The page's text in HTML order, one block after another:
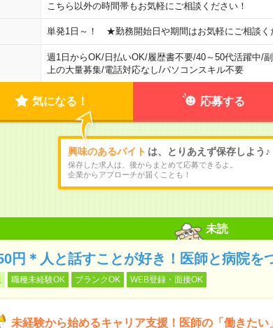
こちら以外の時間帯もお気軽にご相談ください！
単発1日～！ ★勤務開始日や期間はお気軽にご相談
週1日からOK/日払いOK/履歴書不要/40～50代活躍中/
上の大量募集/電話対応なし/パソコンスキル不要
気になる！ 応募する
興味のあるバイト は、とりあえず保存しよう♪
保存した求人は、後からまとめて応募できるよ。
企業からアプローチが届くことも！
未読
円＊人と話すことが好き！医師と病院を
職種未経験OK ブランクOK WEB登録・面接OK
未経験から始めるキャリア支援！医師の「働きたい